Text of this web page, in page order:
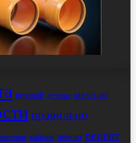
игровой лучшие методы
правильно
работы ремонт рецепт